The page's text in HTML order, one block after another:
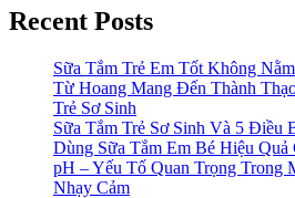
Sinh
Khóc
Nấc
Ban
Đêm
Recent Posts
Sữa Tắm Trẻ Em Tốt Không
Từ Hoang Mang Đến Thành
Trẻ Sơ Sinh
Sữa Tắm Trẻ Sơ Sinh Và 5 Điều
Dùng Sữa Tắm Em Bé Hiệu
pH – Yếu Tố Quan Trọng Trong
Nhạy Cảm